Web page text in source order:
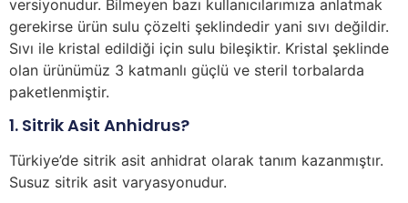
versiyonudur. Bilmeyen bazı kullanıcılarımıza anlatmak
gerekirse ürün sulu çözelti şeklindedir yani sıvı değildir.
Sıvı ile kristal edildiği için sulu bileşiktir. Kristal şeklinde
olan ürünümüz 3 katmanlı güçlü ve steril torbalarda
paketlenmiştir.
1. Sitrik Asit Anhidrus?
Türkiye’de sitrik asit anhidrat olarak tanım kazanmıştır.
Susuz sitrik asit varyasyonudur.